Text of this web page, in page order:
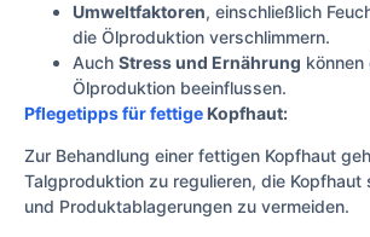
Umweltfaktoren, einschließlich
die Ölproduktion verschlimmern.
Auch Stress und Ernährung können
Ölproduktion beeinflussen.
Pflegetipps für fettige Kopfhaut:
Zur Behandlung einer fettigen Kopfhaut
Talgproduktion zu regulieren, die Kopfhaut
und Produktablagerungen zu vermeiden.